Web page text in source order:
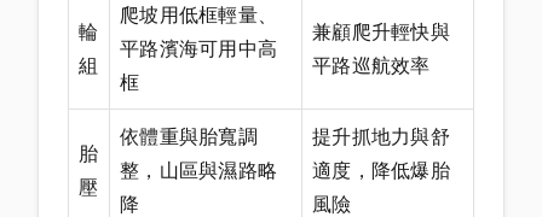
輪
組
爬坡用低框輕量、
平路濱海可用中高
框
兼顧爬升輕快與
平路巡航效率
胎
壓
依體重與胎寬調
整，山區與濕路略
降
提升抓地力與舒
適度，降低爆胎
風險